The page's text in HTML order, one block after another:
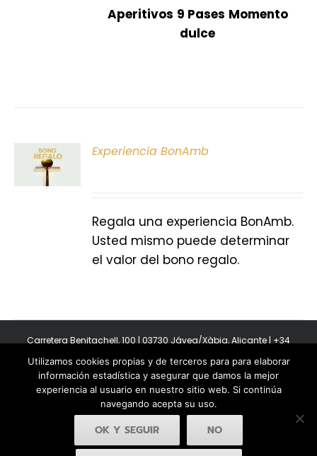
Aperitivos 9 Pases Momento
dulce
Experiencia BonAmb
Regala una experiencia BonAmb.
Usted mismo puede determinar
el valor del bono regalo.
Carretera Benitachell, 100 | 03730 Jávea/Xàbia, Alicante | +34
Copyright 2011-2026 BonAmb Restaurant | All Rights Reserved |
Política de privacidad|Powered by Insertcom
Utilizamos cookies propias y de terceros para para elaborar
información estadística y asegurar que damos la mejor
experiencia al usuario en nuestro sitio web. Si continúa
navegando acepta su uso.
OK Y SEGUIR NO